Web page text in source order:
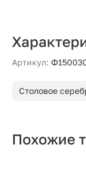
Артикул:
Столовое
Похожие